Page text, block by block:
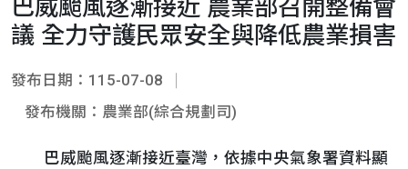
巴威颱風逐漸接近 農業部召開整備會
議 全力守護民眾安全與降低農業損害
發布日期：115-07-08
發布機關：農業部(綜合規劃司)
巴威颱風逐漸接近臺灣，依據中央氣象署資料顯